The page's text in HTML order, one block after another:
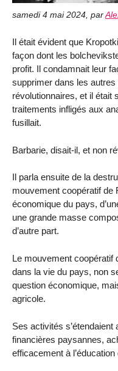
samedi 4 mai 2024, par
Il était évident que
façon dont les
profit. Il condamnait leur
supprimer dans les
révolutionnaires, et il était
traitements infligés aux
fusillait.
Barbarie, disait-il, et non
Il parla ensuite de la
mouvement coopératif de
économique du pays,
une grande masse
d’autre part.
Le mouvement coopératif
dans la vie du pays, non
question économique,
agricole.
Ses activités
financières paysannes,
efficacement à